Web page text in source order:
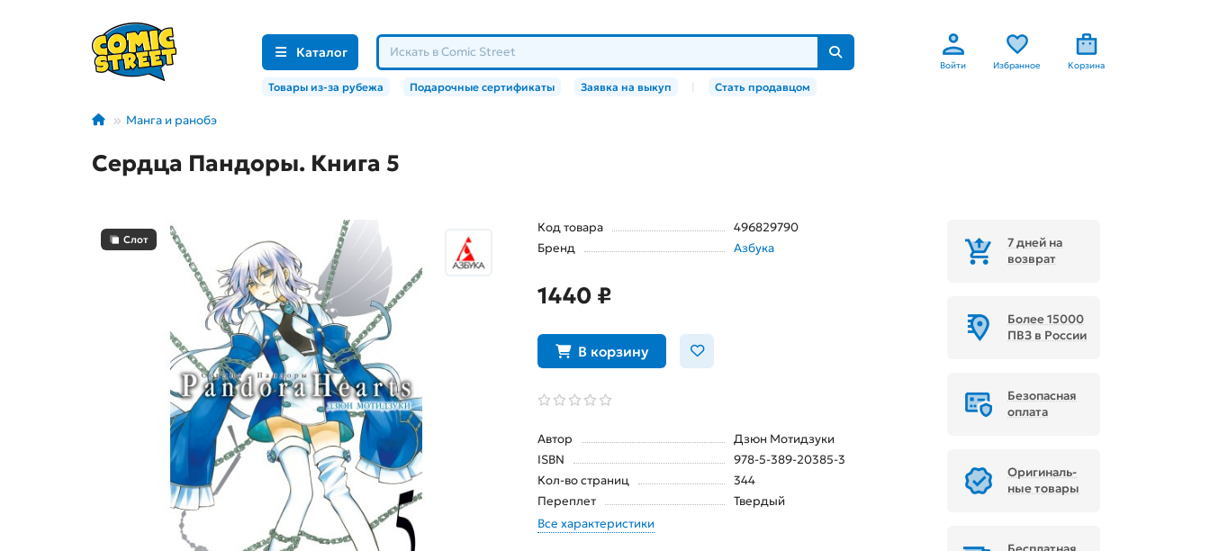
Каталог
Войти Избранное Корзина
Товары из-за рубежа Подарочные сертификаты Заявка на выкуп Стать продавцом
Манга и ранобэ
Сердца Пандоры. Книга 5
Слот
Код товара
496829790
Бренд
Азбука
1440 ₽
В корзину
Автор
Дзюн Мотидзуки
ISBN
978-5-389-20385-3
Кол-во страниц
344
Переплет
Твердый
Все характеристики
7 дней на
возврат
Более 15000
ПВЗ в России
Безопасная
оплата
Ори­ги­наль­
ные товары